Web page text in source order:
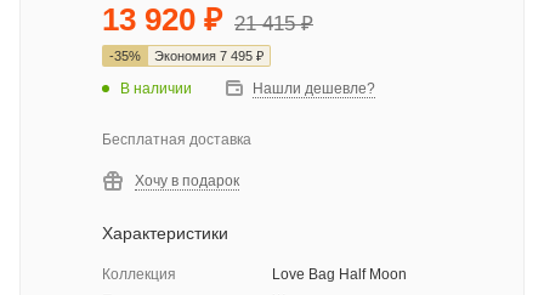
13 920 ₽ 21 415₽
-35% Экономия 7 495 ₽
В наличии Нашли дешевле?
Бесплатная доставка
Хочу в подарок
Характеристики
Коллекция
Love Bag Half Moon